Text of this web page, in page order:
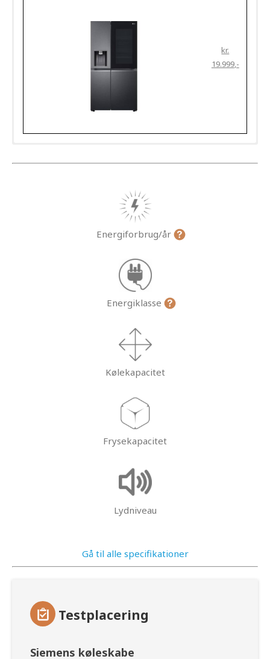
kr.
19.999
Energiforbrug/år
Energiklasse
Kølekapacitet
Frysekapacitet
Lydniveau
Gå til alle specifikationer
Testplacering
Siemens køleskabe